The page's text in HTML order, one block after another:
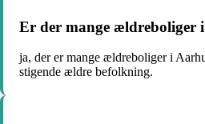
Er der mange ældreboliger
ja, der er mange ældreboliger i
stigende ældre befolkning.